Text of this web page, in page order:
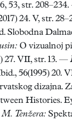
53, str.
24. V, str.
Slobodna
O vizualnoj
27. VII, str. 13. —
56(1995) 20.
dizajna.
Histories.
M. Tenžera: